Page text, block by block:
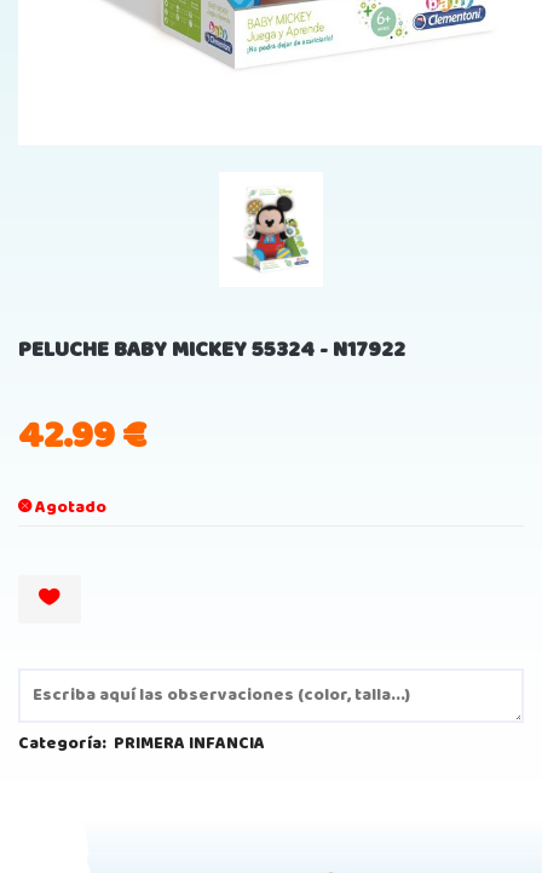
PELUCHE BABY MICKEY 55324 - N17922
42.99€
Agotado
Categoría: PRIMERA INFANCIA